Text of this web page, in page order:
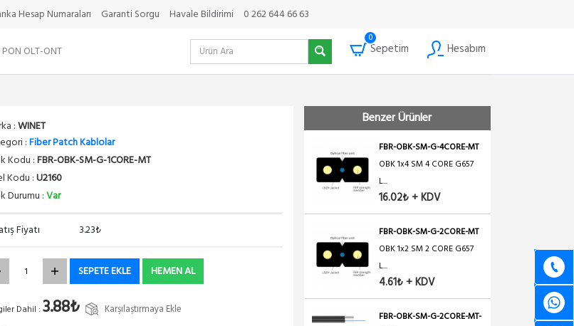
Hesap Numaraları Garanti Sorgu Havale Bildirimi 0 262 644 66 63
PON OLT-ONT
0
Sepetim Hesabım
:WINET
:Fiber Patch Kablolar
Kodu :FBR-OBK-SM-G-1CORE-MT
Kodu :U2160
Durumu :Var
Fiyatı 3.23₺
SEPETE EKLE HEMEN AL
Dahil :3.88₺ Karşılaştırmaya Ekle
Benzer Ürünler
FBR-OBK-SM-G-4CORE-MT
OBK 1x4 SM 4 CORE G657
L...
16.02₺ + KDV
FBR-OBK-SM-G-2CORE-MT
OBK 1x2 SM 2 CORE G657
L...
4.61₺ + KDV
FBR-OBK-SM-G-2CORE-MT-